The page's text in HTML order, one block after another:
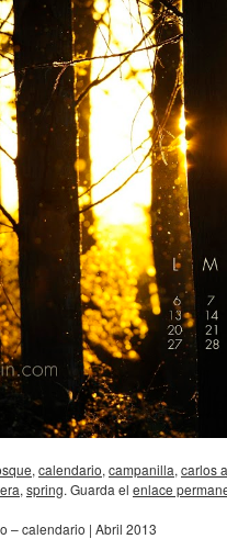
, calendario, campanilla, carlos
, spring. Guarda el enlace
– calendario | Abril 2013